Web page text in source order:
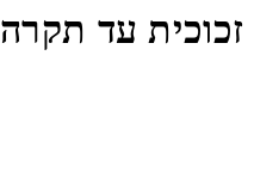
זכוכית עד תקרה